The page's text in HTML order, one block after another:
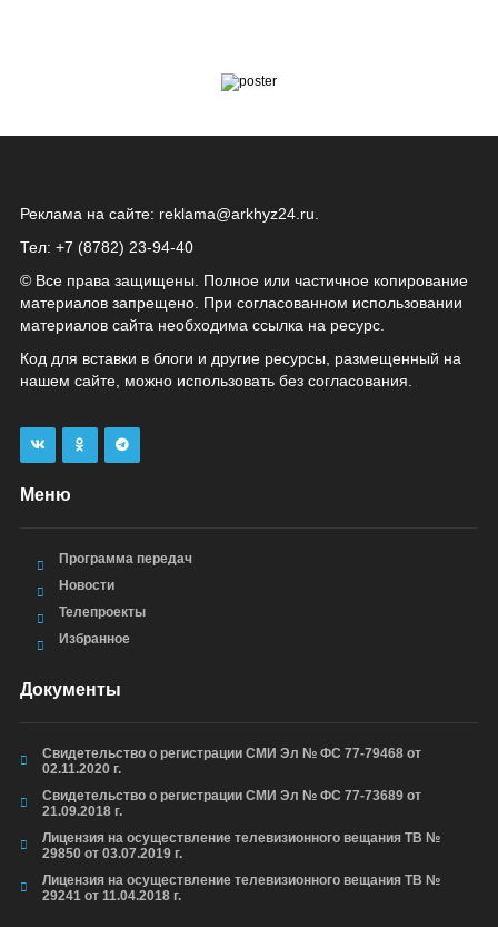
Реклама на сайте: reklama@arkhyz24.ru
Тел: +7 (8782) 23‑94‑40
© Все права защищены. Полное или частичное копирование
материалов запрещено. При согласованном использовании
материалов сайта необходима ссылка на ресурс.
Код для вставки в блоги и другие ресурсы, размещенный на
нашем сайте, можно использовать без согласования.
Меню
Программа передач
Новости
Телепроекты
Избранное
Документы
Свидетельство о регистрации СМИ Эл № ФС 77-79468 от
02.11.2020 г.
Свидетельство о регистрации СМИ Эл № ФС 77-73689 от
21.09.2018 г.
Лицензия на осуществление телевизионного вещания ТВ №
29850 от 03.07.2019 г.
Лицензия на осуществление телевизионного вещания ТВ №
29241 от 11.04.2018 г.